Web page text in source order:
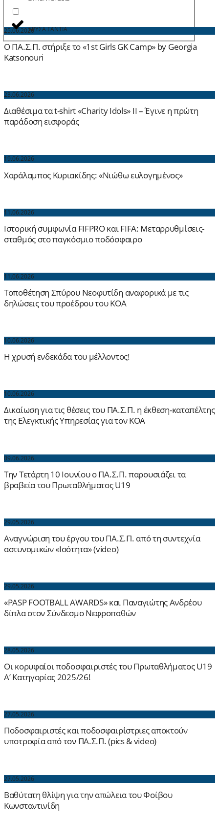
ΧΡΥΣΑ ΓΑΝΤΙΑ
25.06.2026
Ο ΠΑ.Σ.Π. στήριξε το «1st Girls GK Camp» by Georgia
Katsonouri
23.06.2026
Διαθέσιμα τα t-shirt «Charity Idols» ΙΙ – Έγινε η πρώτη
παράδοση εισφοράς
19.06.2026
Χαράλαμπος Κυριακίδης: «Νιώθω ευλογημένος»
11.06.2026
Ιστορική συμφωνία FIFPRO και FIFA: Μεταρρυθμίσεις-
σταθμός στο παγκόσμιο ποδόσφαιρο
11.06.2026
Τοποθέτηση Σπύρου Νεοφυτίδη αναφορικά με τις
δηλώσεις του προέδρου του ΚΟΑ
10.06.2026
Η χρυσή ενδεκάδα του μέλλοντος!
10.06.2026
Δικαίωση για τις θέσεις του ΠΑ.Σ.Π. η έκθεση-καταπέλτης
της Ελεγκτικής Υπηρεσίας για τον ΚΟΑ
09.06.2026
Την Τετάρτη 10 Ιουνίου ο ΠΑ.Σ.Π. παρουσιάζει τα
βραβεία του Πρωταθλήματος U19
29.05.2026
Αναγνώριση του έργου του ΠΑ.Σ.Π. από τη συντεχνία
αστυνομικών «Ισότητα» (video)
29.05.2026
«PASP FOOTBALL AWARDS» και Παναγιώτης Ανδρέου
δίπλα στον Σύνδεσμο Νεφροπαθών
28.05.2026
Οι κορυφαίοι ποδοσφαιριστές του Πρωταθλήματος U19
Α’ Κατηγορίας 2025/26!
27.05.2026
Ποδοσφαιριστές και ποδοσφαιρίστριες αποκτούν
υποτροφία από τον ΠΑ.Σ.Π. (pics & video)
27.05.2026
Βαθύτατη θλίψη για την απώλεια του Φοίβου
Κωνσταντινίδη